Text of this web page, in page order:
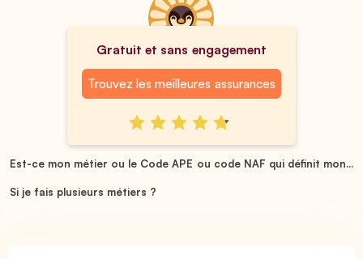
Gratuit et sans engagement
Trouvez les meilleures assurances
Est-ce mon métier ou le Code APE ou code NAF qui définit mon...
Si je fais plusieurs métiers ?